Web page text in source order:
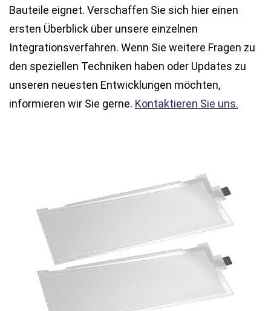
Bauteile eignet. Verschaffen Sie sich hier einen
ersten Überblick über unsere einzelnen
Integrationsverfahren. Wenn Sie weitere Fragen zu
den speziellen Techniken haben oder Updates zu
unseren neuesten Entwicklungen möchten,
informieren wir Sie gerne. Kontaktieren Sie uns.